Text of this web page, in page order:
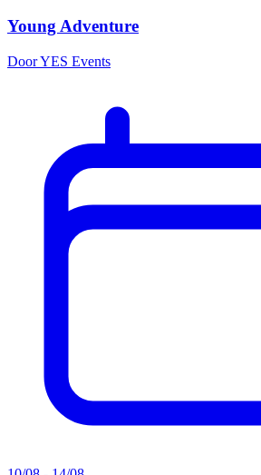
Young Adventure
Door YES Events